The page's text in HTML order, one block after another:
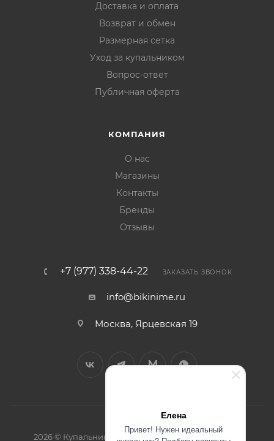
Елена
Привет! Нужен идеальный
Доставка и оплата
Возврат и обмен
Размерная сетка
Уход за купальником
Вопрос-ответ
Публичная оферта
КОМПАНИЯ
О нас
Магазины
Контакты
Бренды
Отзывы
+7 (977) 338-44-22 ЗАКАЗАТЬ ЗВОНОК
info@bikinime.ru
Москва, Ярцевская 19
2026 © Купальники интернет-магазин BikiniMe.ru